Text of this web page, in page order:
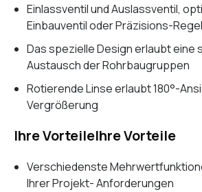
Einlassventil und Auslassventil,
Einbauventil oder Präzisions-
Das spezielle Designerlaubt eine
Austausch der Rohrbaugruppen
Rotierende Linse erlaubt 180°-
Vergrößerung
Ihre VorteileIhre Vorteile
Verschiedenste
Ihrer Projekt- Anforderungen